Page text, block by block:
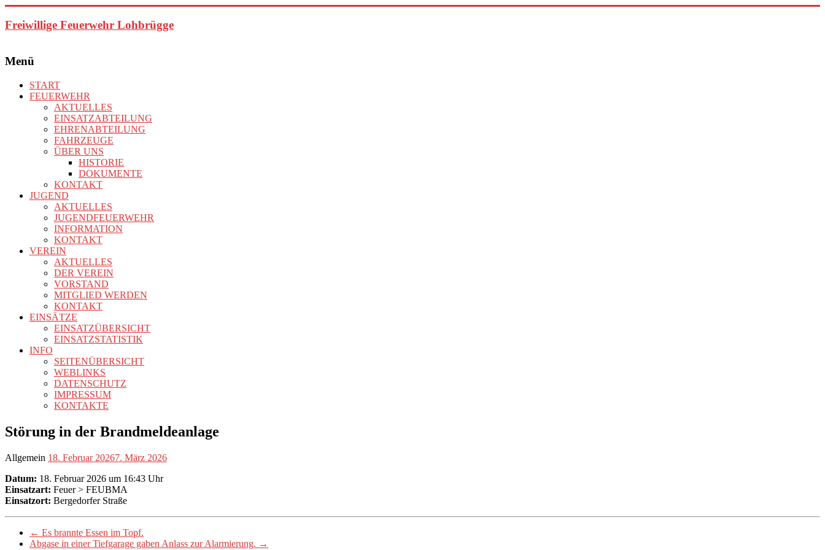
Inhalt
springen
Freiwillige Feuerwehr Lohbrügge
Menü
START
FEUERWEHR
AKTUELLES
EINSATZABTEILUNG
EHRENABTEILUNG
FAHRZEUGE
ÜBER UNS
HISTORIE
DOKUMENTE
KONTAKT
JUGEND
AKTUELLES
JUGENDFEUERWEHR
INFORMATION
KONTAKT
VEREIN
AKTUELLES
DER VEREIN
VORSTAND
MITGLIED WERDEN
KONTAKT
EINSÄTZE
EINSATZÜBERSICHT
EINSATZSTATISTIK
INFO
SEITENÜBERSICHT
WEBLINKS
DATENSCHUTZ
IMPRESSUM
KONTAKTE
Störung in der Brandmeldeanlage
Allgemein 18. Februar 20267. März 2026
Datum: 18. Februar 2026 um 16:43 Uhr
Einsatzart: Feuer > FEUBMA
Einsatzort: Bergedorfer Straße
← Es brannte Essen im Topf.
Abgase in einer Tiefgarage gaben Anlass zur Alarmierung. →